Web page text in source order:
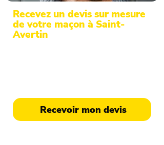
Recevez un devis sur mesure
de votre maçon à Saint-
Avertin
Recevoir mon devis